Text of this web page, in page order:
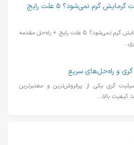
چرا باد کولر گازی در حالت گرمایش گرم نمی‌شود؟ ۵ علت رایج
چرا باد کولر گازی در حالت گرمایش گرم نمی‌شود؟ ۵ علت رایج + راه‌حل مقدمه
گری و راه‌حل‌های سریع
گری یکی از پرفروش‌ترین و معتبرترین
کیفیت بالا،...